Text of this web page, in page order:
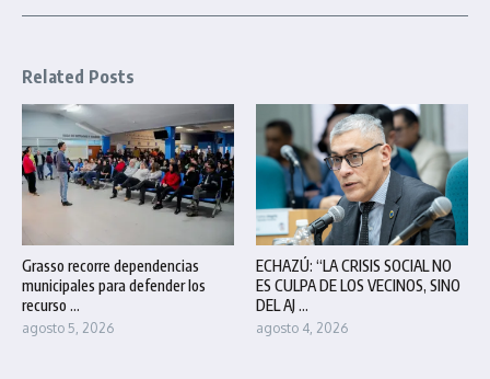
Related Posts
Grasso recorre dependencias
municipales para defender los
recurso ...
agosto 5, 2026
ECHAZÚ: “LA CRISIS SOCIAL NO
ES CULPA DE LOS VECINOS, SINO
DEL AJ ...
agosto 4, 2026